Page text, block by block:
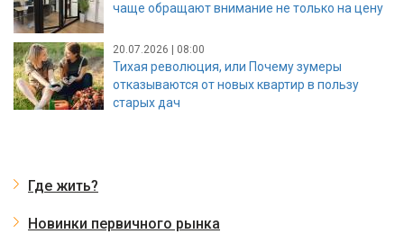
чаще обращают внимание не только на цену
20.07.2026 | 08:00
Тихая революция, или Почему зумеры
отказываются от новых квартир в пользу
старых дач
Где жить?
Новинки первичного рынка